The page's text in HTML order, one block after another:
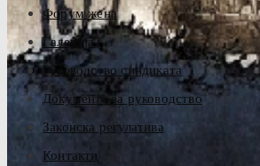
Форум жена
Галерија
Руководство синдиката
Документа за руководство
Законска регулатива
Контакти